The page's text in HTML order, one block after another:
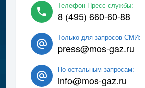
Телефон Пресс-службы:
8 (495) 660-60-88
Только для запросов СМИ:
press@mos-gaz.ru
По остальным запросам:
info@mos-gaz.ru